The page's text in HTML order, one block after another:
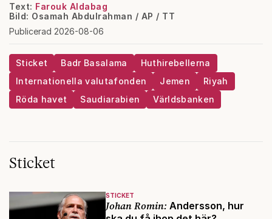
Text: Farouk Aldabag
Bild: Osamah Abdulrahman / AP / TT
Publicerad 2026-08-06
Sticket Badr Basalama
Huthirebellerna
Internationella valutafonden
Jemen
Riyah
Röda havet
Saudiarabien Världsbanken
Sticket
STICKET
Johan Romin: Andersson, hur